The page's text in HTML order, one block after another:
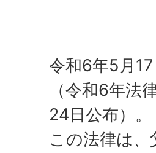
令和6年5月
（令和6年法
24日公布）。
この法律は